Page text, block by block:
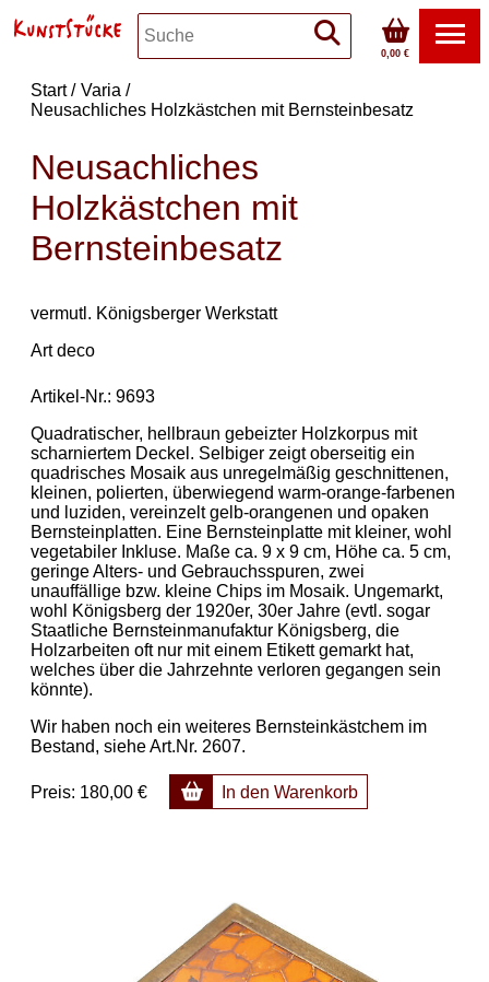
0,00 €
Start
Varia
Neusachliches Holzkästchen mit Bernsteinbesatz
Neusachliches
Holzkästchen mit
Bernsteinbesatz
vermutl. Königsberger Werkstatt
Art deco
Artikel-Nr.: 9693
Quadratischer, hellbraun gebeizter Holzkorpus mit
scharniertem Deckel. Selbiger zeigt oberseitig ein
quadrisches Mosaik aus unregelmäßig geschnittenen,
kleinen, polierten, überwiegend warm-orange-farbenen
und luziden, vereinzelt gelb-orangenen und opaken
Bernsteinplatten. Eine Bernsteinplatte mit kleiner, wohl
vegetabiler Inkluse. Maße ca. 9 x 9 cm, Höhe ca. 5 cm,
geringe Alters- und Gebrauchsspuren, zwei
unauffällige bzw. kleine Chips im Mosaik. Ungemarkt,
wohl Königsberg der 1920er, 30er Jahre (evtl. sogar
Staatliche Bernsteinmanufaktur Königsberg, die
Holzarbeiten oft nur mit einem Etikett gemarkt hat,
welches über die Jahrzehnte verloren gegangen sein
könnte).
Wir haben noch ein weiteres Bernsteinkästchem im
Bestand, siehe Art.Nr. 2607.
Preis: 180,00 € In den Warenkorb